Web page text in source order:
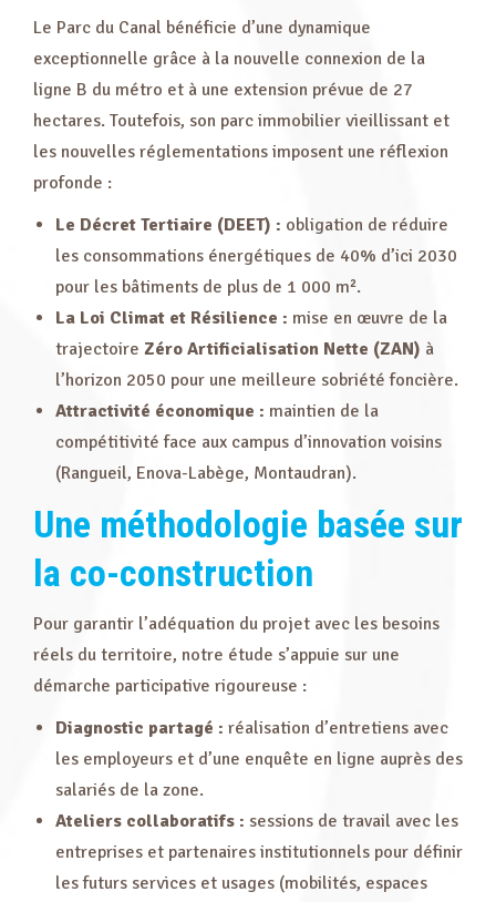
Le Parc du Canal bénéficie d’une dynamique
exceptionnelle grâce à la nouvelle connexion de la
ligne B du métro et à une extension prévue de 27
hectares. Toutefois, son parc immobilier vieillissant et
les nouvelles réglementations imposent une réflexion
profonde :
Le Décret Tertiaire (DEET) : obligation de réduire
les consommations énergétiques de 40% d’ici 2030
pour les bâtiments de plus de 1 000 m².
La Loi Climat et Résilience : mise en œuvre de la
trajectoire Zéro Artificialisation Nette (ZAN) à
l’horizon 2050 pour une meilleure sobriété foncière.
Attractivité économique : maintien de la
compétitivité face aux campus d’innovation voisins
(Rangueil, Enova-Labège, Montaudran).
Une méthodologie basée sur
la co-construction
Pour garantir l’adéquation du projet avec les besoins
réels du territoire, notre étude s’appuie sur une
démarche participative rigoureuse :
Diagnostic partagé : réalisation d’entretiens avec
les employeurs et d’une enquête en ligne auprès des
salariés de la zone.
Ateliers collaboratifs : sessions de travail avec les
entreprises et partenaires institutionnels pour définir
les futurs services et usages (mobilités, espaces